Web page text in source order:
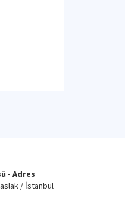
- Adres
/ İstanbul